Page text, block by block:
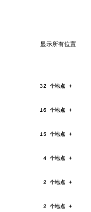
显示所有位置
32 个地点
16 个地点
15 个地点
4 个地点
2 个地点
2 个地点